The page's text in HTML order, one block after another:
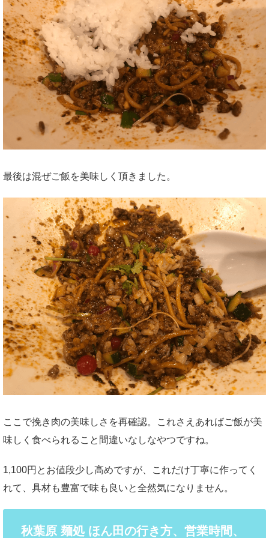
最後は混ぜご飯を美味しく頂きました。
ここで挽き肉の美味しさを再確認。これさえあればご飯が美
味しく食べられること間違いなしなやつですね。
1,100円とお値段少し高めですが、これだけ丁寧に作ってく
れて、具材も豊富で味も良いと全然気になりません。
秋葉原 麺処 ほん田の行き方、営業時間、